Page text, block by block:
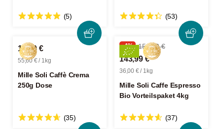
(5) (53)
13,90 €
55,60 € / 1kg
Mille Soli Caffè Crema
250g Dose
(35)
-4% 150,00 €
143,99 €
36,00 € / 1kg
Mille Soli Caffe Espresso
Bio Vorteilspaket 4kg
(37)